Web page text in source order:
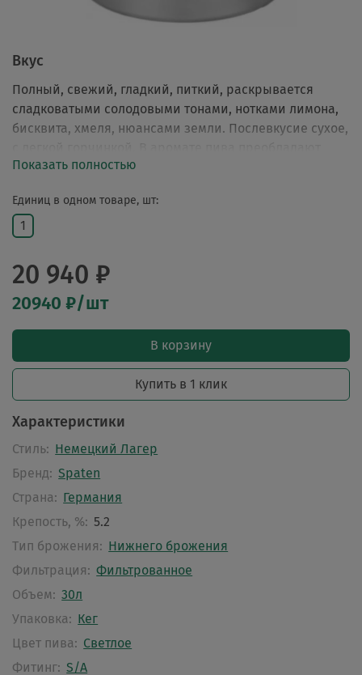
Единиц в одном товаре, шт:
1
20 940 ₽
20940 ₽/шт
В корзину
Купить в 1 клик
Характеристики
Стиль: Немецкий Лагер
Бренд: Spaten
Страна: Германия
Крепость, %: 5.2
Тип брожения: Нижнего брожения
Фильтрация: Фильтрованное
Объем: 30л
Упаковка: Кег
Цвет пива: Светлое
Фитинг: S/A
Вкус
Полный, свежий, гладкий, питкий, раскрывается
сладковатыми солодовыми тонами, нотками лимона,
бисквита, хмеля, нюансами земли. Послевкусие сухое,
хмелевые и травянистые ноты, ощущаются тонкие
Показать полностью